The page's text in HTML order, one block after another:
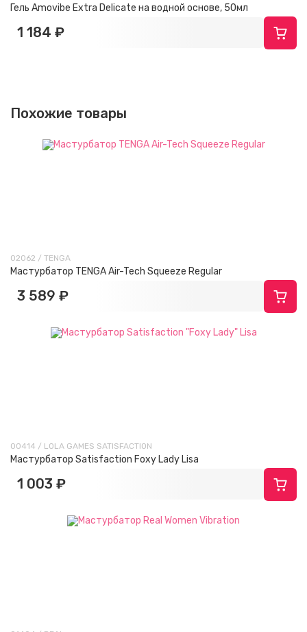
Гель Amovibe Extra Delicate на водной основе, 50мл
1 184 ₽
Похожие товары
02062 / TENGA
Мастурбатор TENGA Air-Tech Squeeze Regular
3 589 ₽
00414 / LOLA GAMES SATISFACTION
Мастурбатор Satisfaction Foxy Lady Lisa
1 003 ₽